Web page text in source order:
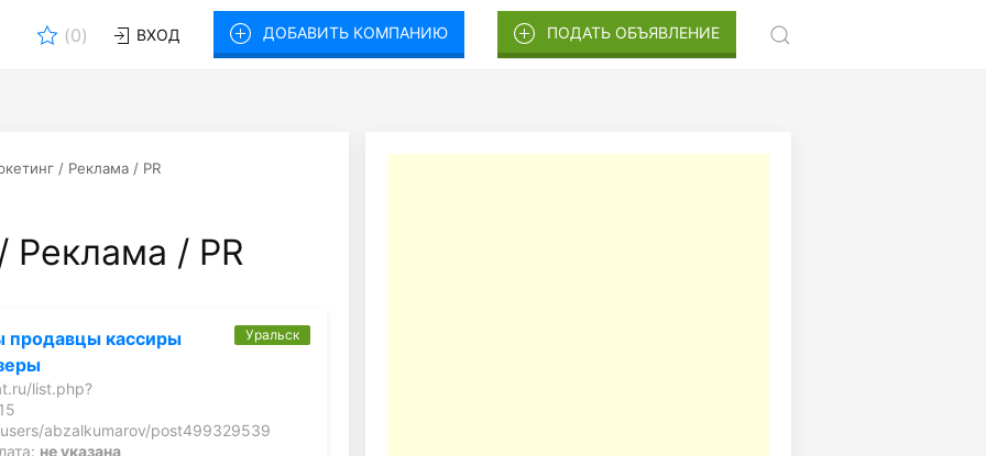
(0) ВХОД ДОБАВИТЬ КОМПАНИЮ ПОДАТЬ ОБЪЯВЛЕНИЕ
/ Реклама / PR
Реклама / PR
кассиры
list.php?
abzalkumarov/post499329539
не указана
Уральск